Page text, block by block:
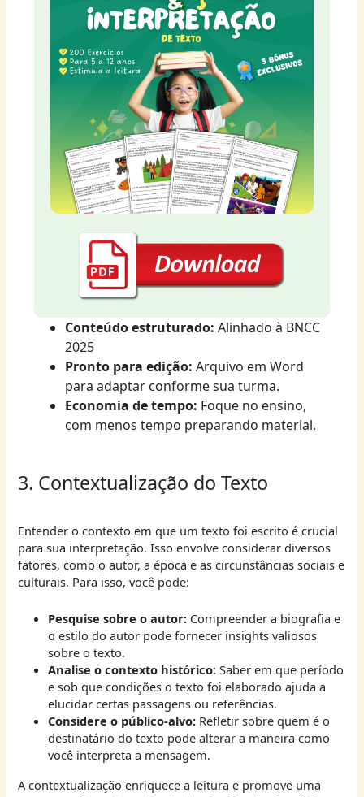
Conteúdo estruturado: Alinhado à BNCC
2025
Pronto para edição: Arquivo em Word
para adaptar conforme sua turma.
Economia de tempo: Foque no ensino,
com menos tempo preparando material.
3. Contextualização do Texto
Entender o contexto em que um texto foi escrito é crucial
para sua interpretação. Isso envolve considerar diversos
fatores, como o autor, a época e as circunstâncias sociais e
culturais. Para isso, você pode:
Pesquise sobre o autor:Compreender a biografia e
o estilo do autor pode fornecer insights valiosos
sobre o texto.
Analise o contexto histórico:Saber em que período
e sob que condições o texto foi elaborado ajuda a
elucidar certas passagens ou referências.
Considere o público-alvo:Refletir sobre quem é o
destinatário do texto pode alterar a maneira como
você interpreta a mensagem.
A contextualização enriquece a leitura e promove uma